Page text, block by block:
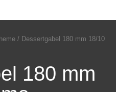
/ Dessertgabel 180 mm 18/10
180 mm